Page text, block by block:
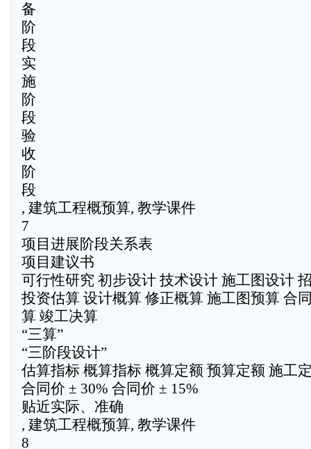
备
阶
段
实
施
阶
段
验
收
阶
段
, 建筑工程概预算, 教学课件
7
项目进展阶段关系表
项目建议书
可行性研究 初步设计 技术设计 施工图设计
投资估算 设计概算 修正概算 施工图预算 合
算 竣工决算
“三算”
“三阶段设计”
估算指标 概算指标 概算定额 预算定额 施工
合同价 ± 30% 合同价 ± 15%
贴近实际、准确
, 建筑工程概预算, 教学课件
8